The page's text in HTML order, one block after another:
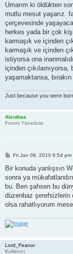
Umarım ki öldükten
mutlu mesut yaşarız.
çerçevesinde
herkes yada bir çok
karmaşık ve içinden
karmaşık ve içinden
istiyorsa ona
içinden çıkılamıyorsa,
yaşamaktansa,
Just because you were
Alenthas
Forum Yöneticisi
P
s
Fri Jan 08, 2010 6:54 pm
Bir konuda yanlışsın
sonra ya
bu. Ben şahsen bu
düzenbaz şerefsizlerin
olsa rahatlıyorum
Lord_Feanor
Kullanıcı